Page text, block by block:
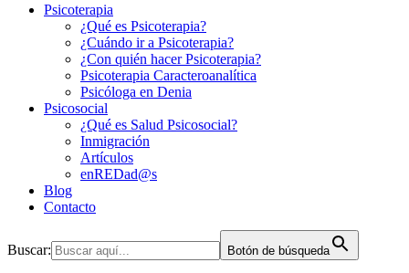
Psicoterapia
¿Qué es Psicoterapia?
¿Cuándo ir a Psicoterapia?
¿Con quién hacer Psicoterapia?
Psicoterapia Caracteroanalítica
Psicóloga en Denia
Psicosocial
¿Qué es Salud Psicosocial?
Inmigración
Artículos
enREDad@s
Blog
Contacto
Buscar: Botón de búsqueda